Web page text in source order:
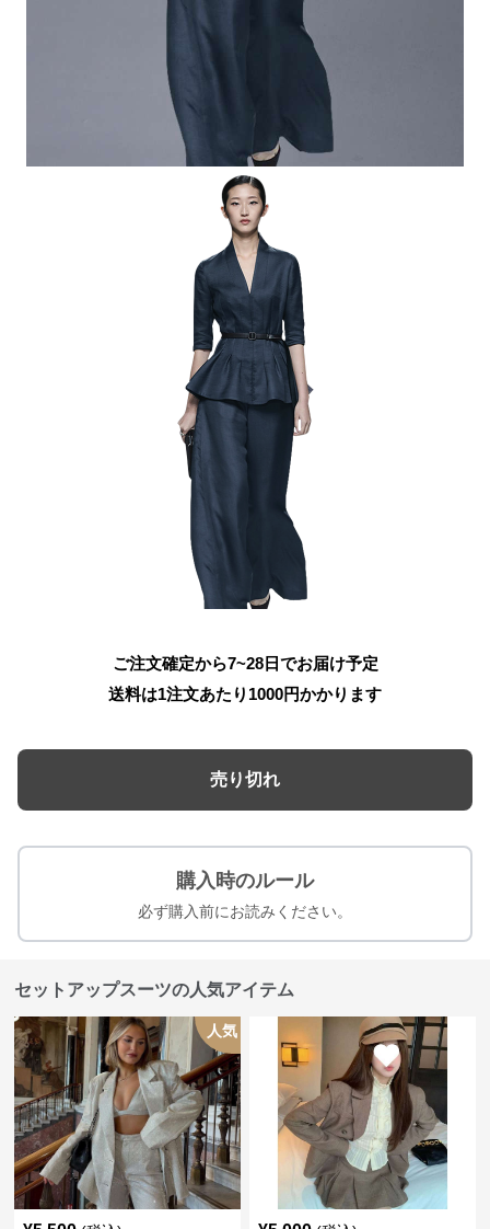
ご注文確定から7~28日でお届け予定
送料は1注文あたり 1000円かかります
売り切れ
購入時のルール
必ず購入前にお読みください。
セットアップスーツの人気アイテム
人気